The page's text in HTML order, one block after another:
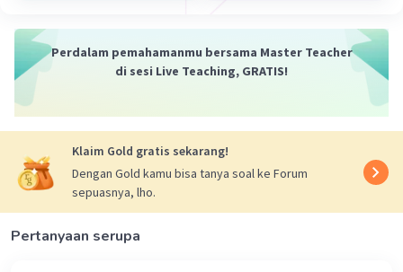
disebut dengan kata “moderat” dalam semua
dimensi kehidupan.
seseorang untuk bersikap adil. Ia mengibaratkan
Beri Rating Balas
Perdalam pemahamanmu bersama Master Teacher
di sesi Live Teaching, GRATIS!
Klaim Gold gratis sekarang!
Dengan Gold kamu bisa tanya soal ke Forum
sepuasnya, lho.
Pertanyaan serupa